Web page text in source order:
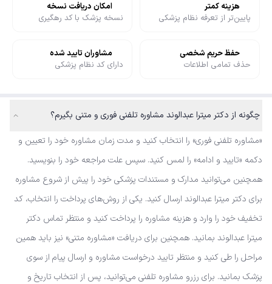
هزینه کمتر
پایین‌تر از تعرفه نظام پزشکی
امکان دریافت نسخه
نسخه پزشک با کد رهگیری
حفظ حریم شخصی
حذف تمامی اطلاعات
مشاوران تایید شده
دارای کد نظام پزشکی
چگونه از دکتر میترا عبدالوند مشاوره تلفنی فوری و متنی بگیرم؟
«مشاوره تلفنی فوری» را انتخاب کنید و مدت زمان مشاوره خود را تعیین و
دکمه «تایید و ادامه» را لمس کنید. سپس علت مراجعه خود را بنویسید.
همچنین می‌توانید مدارک و مستندات پزشکی خود را پیش از شروع مشاوره
برای دکتر میترا عبدالوند ارسال کنید. یکی از روش‌های پرداخت را انتخاب، کد
تخفیف خود را وارد و هزینه مشاوره را پرداخت کنید و منتظر تماس دکتر
میترا عبدالوند بمانید. همچنین برای دریافت «مشاوره متنی» نیز باید همین
مراحل را طی کنید و منتظر تایید درخواست مشاوره و ارسال پیام از سوی
پزشک بمانید. برای رزرو مشاوره تلفنی می‌توانید، پس از انتخاب تاریخ و